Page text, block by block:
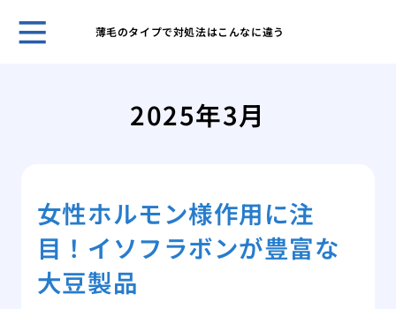
薄毛のタイプで対処法はこんなに違う
2025年3月
女性ホルモン様作用に注
目！イソフラボンが豊富な
大豆製品